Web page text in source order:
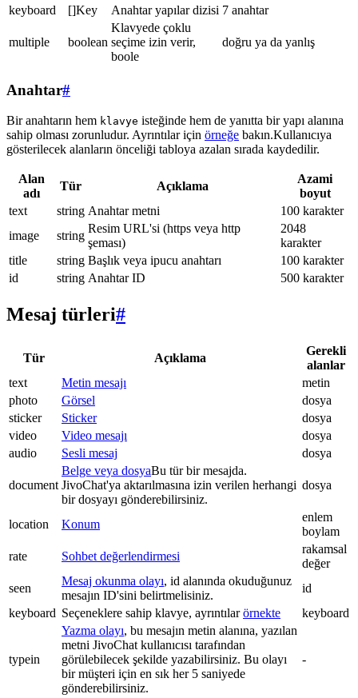
keyboard []Key Anahtar yapılar dizisi 7 anahtar
multiple boolean
Klavyede çoklu
seçime izin verir,
boole
doğru ya da yanlış
Anahtar#
Bir anahtarın hem klavye isteğinde hem de yanıtta bir yapı alanına
sahip olması zorunludur. Ayrıntılar için örneğe bakın.Kullanıcıya
gösterilecek alanların önceliği tabloya azalan sırada kaydedilir.
Alan
adı
Tür Açıklama
Azami
boyut
text
string Anahtar metni
100 karakter
image
string
Resim URL'si (https veya http
şeması)
2048
karakter
title
string Başlık veya ipucu anahtarı
100 karakter
id
string Anahtar ID 500 karakter
Mesaj türleri#
Tür Açıklama
Gerekli
alanlar
text
Metin mesajı
metin
photo
Görsel
dosya
sticker
Sticker
dosya
video
Video mesajı
dosya
audio
Sesli mesaj dosya
document
Belge veya dosyaBu tür bir mesajda.
JivoChat'ya aktarılmasına izin verilen herhangi
bir dosyayı gönderebilirsiniz.
dosya
location Konum
enlem
boylam
rate
Sohbet değerlendirmesi
rakamsal
değer
seen
Mesaj okunma olayı, id alanında okuduğunuz
mesajın ID'sini belirtmelisiniz.
id
keyboard Seçeneklere sahip klavye, ayrıntılarörnekte keyboard
typein
Yazma olayı, bu mesajın metin alanına, yazılan
metni JivoChat kullanıcısı tarafından
görülebilecek şekilde yazabilirsiniz. Bu olayı
bir müşteri için en sık her 5 saniyede
gönderebilirsiniz.
-